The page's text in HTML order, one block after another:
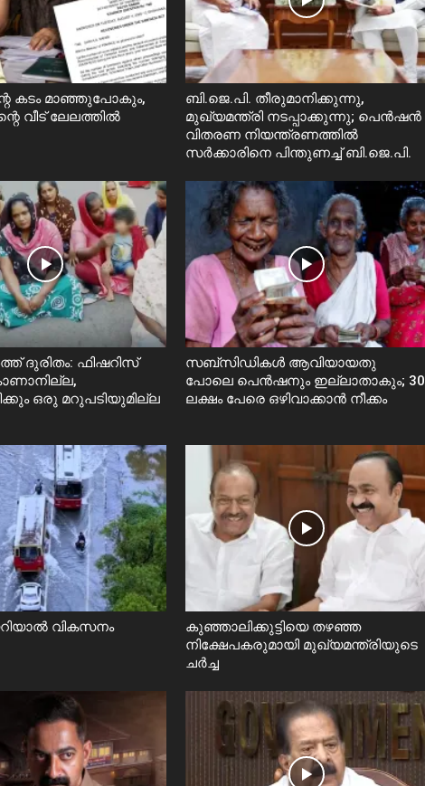
കടം മാഞ്ഞുപോകും,
വീട് ലേലത്തിൽ
ബി.ജെ.പി. തീരുമാനിക്കുന്നു,
മുഖ്യമന്ത്രി നടപ്പാക്കുന്നു; പെൻഷൻ
വിതരണ നിയന്ത്രണത്തിൽ
സ‍ർക്കാരിനെ പിന്തുണച്ച് ബി.ജെ.പി.
ദുരിതം: ഫിഷറിസ്‌
ഒരു മറുപടിയുമില്ല
സബ്സിഡികൾ ആവിയായതു
പോലെ പെൻഷനും ഇല്ലാതാകും; 30
ലക്ഷം പേരെ ഒഴിവാക്കാൻ നീക്കം
വികസനം
കുഞ്ഞാലിക്കുട്ടിയെ തഴഞ്ഞ
നിക്ഷേപകരുമായി മുഖ്യമന്ത്രിയുടെ
ചർച്ച